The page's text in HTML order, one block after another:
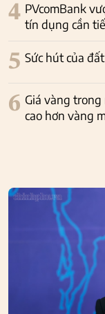
4 PVcomBank
tín dụng cần
5 Sức hút của
6 Giá vàng
cao hơn vàng